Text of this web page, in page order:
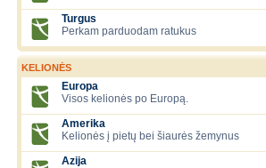
Turgus
Perkam parduodam ratukus
KELIONĖS
Europa
Visos kelionės po Europą.
Amerika
Kelionės į pietų bei šiaurės žemynus
Azija